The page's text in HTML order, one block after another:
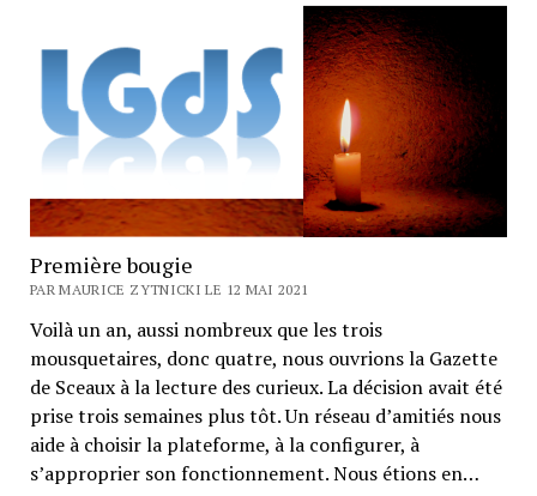
Première bougie
PAR MAURICE ZYTNICKI LE 12 MAI 2021
Voilà un an, aussi nombreux que les trois
mousquetaires, donc quatre, nous ouvrions la Gazette
de Sceaux à la lecture des curieux. La décision avait été
prise trois semaines plus tôt. Un réseau d’amitiés nous
aide à choisir la plateforme, à la configurer, à
s’approprier son fonctionnement. Nous étions en…